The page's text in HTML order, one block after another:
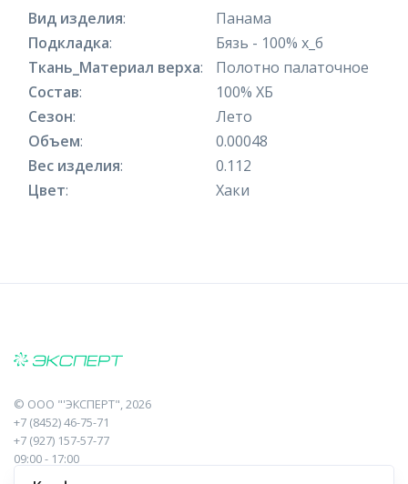
Вид изделия:
Панама
Подкладка:
Бязь - 100% х_б
Ткань_Материал верха:
Полотно палаточное
Состав:
100% ХБ
Сезон:
Лето
Объем:
0.00048
Вес изделия:
0.112
Цвет: Хаки
© ООО "'ЭКСПЕРТ", 2026
+7 (8452) 46-75-71
+7 (927) 157-57-77
09:00 - 17:00
410017, Саратов, Пугачева, 10 к1, оф.23